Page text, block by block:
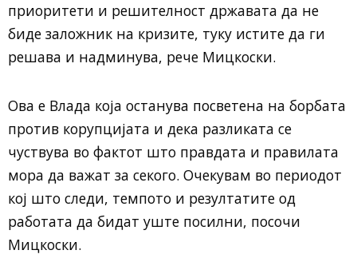
приоритети и решителност државата да не
биде заложник на кризите, туку истите да ги
решава и надминува, рече Мицкоски.
Ова е Влада која останува посветена на борбата
против корупцијата и дека разликата се
чуствува во фактот што правдата и правилата
мора да важат за секого. Очекувам во периодот
кој што следи, темпото и резултатите од
работата да бидат уште посилни, посочи
Мицкоски.